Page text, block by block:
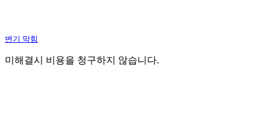
변기 막힘
미해결시 비용을 청구하지 않습니다.